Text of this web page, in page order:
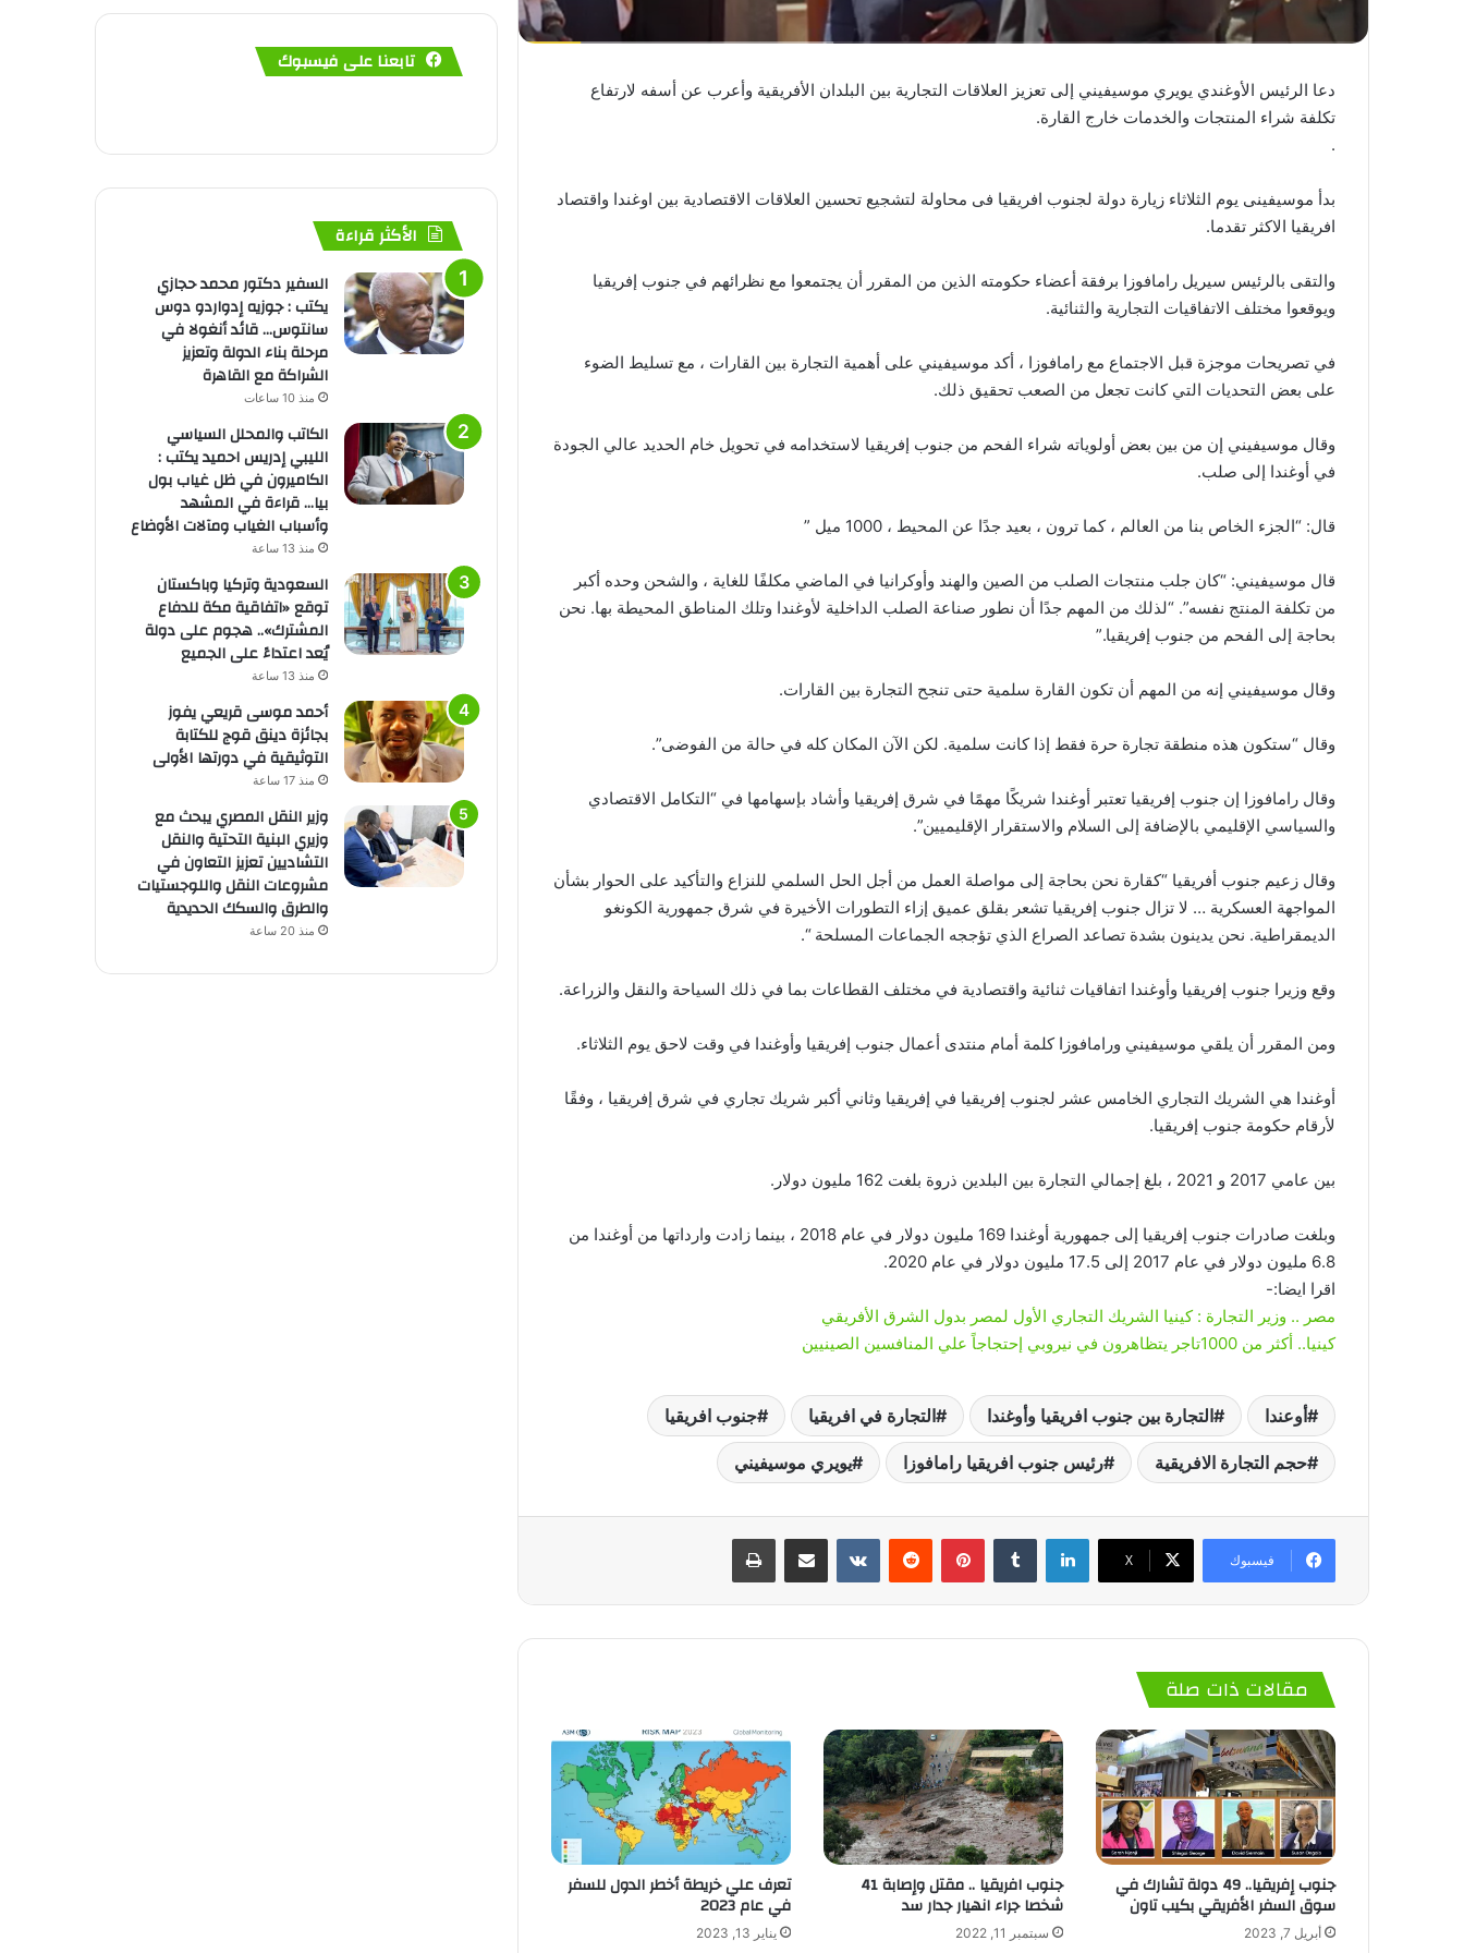
دعا الرئيس الأوغندي يويري موسيفيني إلى تعزيز العلاقات التجارية بين البلدان الأفريقية وأعرب عن أسفه لارتفاع
تكلفة شراء المنتجات والخدمات خارج القارة.
.
بدأ موسيفينى يوم الثلاثاء زيارة دولة لجنوب افريقيا فى محاولة لتشجيع تحسين العلاقات الاقتصادية بين اوغندا واقتصاد
افريقيا الاكثر تقدما.
والتقى بالرئيس سيريل رامافوزا برفقة أعضاء حكومته الذين من المقرر أن يجتمعوا مع نظرائهم في جنوب إفريقيا
ويوقعوا مختلف الاتفاقيات التجارية والثنائية.
في تصريحات موجزة قبل الاجتماع مع رامافوزا ، أكد موسيفيني على أهمية التجارة بين القارات ، مع تسليط الضوء
على بعض التحديات التي كانت تجعل من الصعب تحقيق ذلك.
وقال موسيفيني إن من بين بعض أولوياته شراء الفحم من جنوب إفريقيا لاستخدامه في تحويل خام الحديد عالي الجودة
في أوغندا إلى صلب.
قال: “الجزء الخاص بنا من العالم ، كما ترون ، بعيد جدًا عن المحيط ، 1000 ميل ”
قال موسيفيني: “كان جلب منتجات الصلب من الصين والهند وأوكرانيا في الماضي مكلفًا للغاية ، والشحن وحده أكبر
من تكلفة المنتج نفسه”. “لذلك من المهم جدًا أن نطور صناعة الصلب الداخلية لأوغندا وتلك المناطق المحيطة بها. نحن
بحاجة إلى الفحم من جنوب إفريقيا.”
وقال موسيفيني إنه من المهم أن تكون القارة سلمية حتى تنجح التجارة بين القارات.
وقال “ستكون هذه منطقة تجارة حرة فقط إذا كانت سلمية. لكن الآن المكان كله في حالة من الفوضى”.
وقال رامافوزا إن جنوب إفريقيا تعتبر أوغندا شريكًا مهمًا في شرق إفريقيا وأشاد بإسهامها في “التكامل الاقتصادي
والسياسي الإقليمي بالإضافة إلى السلام والاستقرار الإقليميين”.
وقال زعيم جنوب أفريقيا “كقارة نحن بحاجة إلى مواصلة العمل من أجل الحل السلمي للنزاع والتأكيد على الحوار بشأن
المواجهة العسكرية … لا تزال جنوب إفريقيا تشعر بقلق عميق إزاء التطورات الأخيرة في شرق جمهورية الكونغو
الديمقراطية. نحن يدينون بشدة تصاعد الصراع الذي تؤججه الجماعات المسلحة “.
وقع وزيرا جنوب إفريقيا وأوغندا اتفاقيات ثنائية واقتصادية في مختلف القطاعات بما في ذلك السياحة والنقل والزراعة.
ومن المقرر أن يلقي موسيفيني ورامافوزا كلمة أمام منتدى أعمال جنوب إفريقيا وأوغندا في وقت لاحق يوم الثلاثاء.
أوغندا هي الشريك التجاري الخامس عشر لجنوب إفريقيا في إفريقيا وثاني أكبر شريك تجاري في شرق إفريقيا ، وفقًا
لأرقام حكومة جنوب إفريقيا.
بين عامي 2017 و 2021 ، بلغ إجمالي التجارة بين البلدين ذروة بلغت 162 مليون دولار.
وبلغت صادرات جنوب إفريقيا إلى جمهورية أوغندا 169 مليون دولار في عام 2018 ، بينما زادت وارداتها من أوغندا من
6.8 مليون دولار في عام 2017 إلى 17.5 مليون دولار في عام 2020.
اقرا ايضا:-
مصر .. وزير التجارة : كينيا الشريك التجاري الأول لمصر بدول الشرق الأفريقي
كينيا.. أكثر من 1000تاجر يتظاهرون في نيروبي إحتجاجاً علي المنافسين الصينيين
أوعندا التجارة بين جنوب افريقيا وأوغندا التجارة في افريقيا جنوب افريقيا
حجم التجارة الافريقية رئيس جنوب افريقيا رامافوزا يويري موسيفيني
فيسبوك ‫X
لينكدإن بينتيريست
مقالات ذات صلة
جنوب إفريقيا.. 49 دولة تشارك في
سوق السفر الأفريقي بكيب تاون
أبريل 7, 2023
جنوب افريقيا .. مقتل وإصابة 41
شخصا جراء انهيار جدار سد
سبتمبر 11, 2022
تعرف علي خريطة أخطر الدول للسفر
في عام 2023
يناير 13, 2023
تابعنا على فيسبوك
الأكثر قراءة
السفير دكتور محمد حجازي
يكتب : جوزيه إدواردو دوس
سانتوس… قائد أنغولا في
مرحلة بناء الدولة وتعزيز
الشراكة مع القاهرة
منذ 10 ساعات
الكاتب والمحلل السياسي
الليبي إدريس احميد يكتب :
الكاميرون في ظل غياب بول
بيا… قراءة في المشهد
وأسباب الغياب ومآلات الأوضاع
منذ 13 ساعة
السعودية وتركيا وباكستان
توقع «اتفاقية مكة للدفاع
المشترك».. هجوم على دولة
يُعد اعتداءً على الجميع
منذ 13 ساعة
أحمد موسى قريعي يفوز
بجائزة دينق قوج للكتابة
التوثيقية في دورتها الأولى
منذ 17 ساعة
وزير النقل المصري يبحث مع
وزيري البنية التحتية والنقل
التشاديين تعزيز التعاون في
مشروعات النقل واللوجستيات
والطرق والسكك الحديدية
منذ 20 ساعة